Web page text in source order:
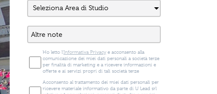
Ho letto l'Informativa Privacye acconsento alla
comunicazione dei miei dati personali a società terze
per finalità di marketing e a ricevere informazioni e
offerte e ai servizi propri di tali società terze
Acconsento al trattamento dei miei dati personali per
ricevere materiale informativo da parte di U Lead srl